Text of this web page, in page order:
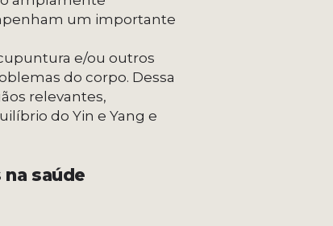
um importante
e/ou outros
do corpo. Dessa
relevantes,
do Yin e Yang e
saúde